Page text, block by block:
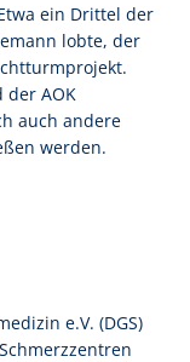
ein Drittel der
lobte, der
der AOK
auch andere
werden.
e.V. (DGS)